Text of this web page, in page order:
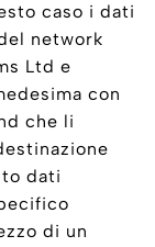
caso i dati
network
Ltd e
con
che li
dati
di un